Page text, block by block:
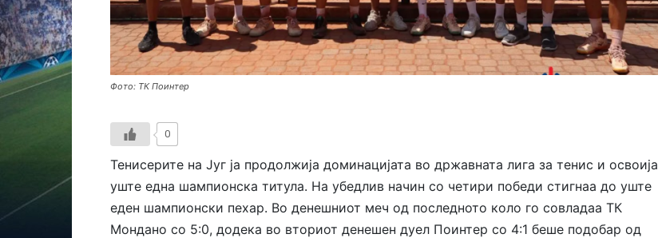
Фото: ТК Поинтер
0
Тенисерите на Југ ја продолжија доминацијата во државната лига за тенис и освоија
уште една шампионска титула. На убедлив начин со четири победи стигнаа до уште
еден шампионски пехар. Во денешниот меч од последното коло го совладаа ТК
Мондано со 5:0, додека во вториот денешен дуел Поинтер со 4:1 беше подобар од